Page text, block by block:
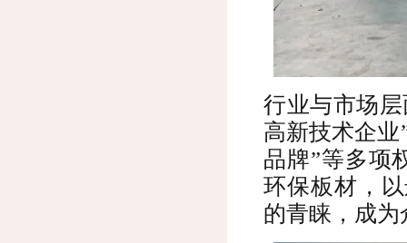
行业与市场
高新技术企业
品牌”等多项
环保板材，
的青睐，成为